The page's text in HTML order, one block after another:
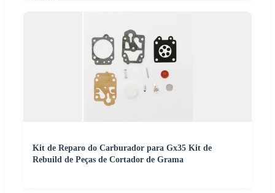
Kit de Reparo do Carburador para Gx35 Kit de
Rebuild de Peças de Cortador de Grama